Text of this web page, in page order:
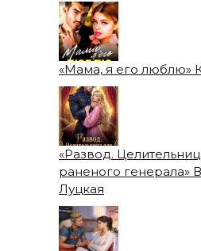
«Мама, я его люблю»
«Развод.
раненого генерала»
Луцкая